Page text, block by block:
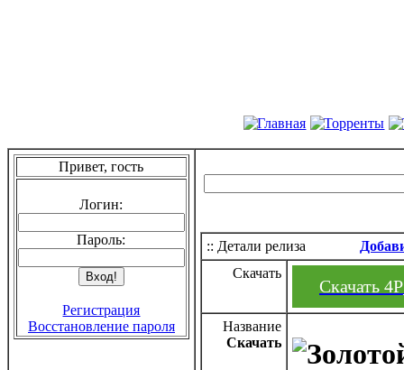
Привет, гость
Логин:
Пароль:
Регистрация
Восстановление пароля
:: Детали релиза
Скачать
Скачать
Название
Скачать